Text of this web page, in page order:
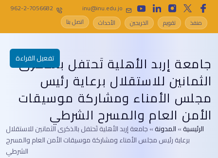
inu@inu.edu.jo
962-2-7056682
منفذ
تقويم الخريجين الأحداث اتصل بنا
جامعة إربد الأهلية تَحتفل بالذكرى
الثمانين للاستقلال برعاية رئيس
مجلس الأمناء ومشاركة موسيقات
الأمن العام والمسرح الشرطي
الرئيسية»المدونة»جامعة إربد الأهلية تَحتفل بالذكرى الثمانين للاستقلال
برعاية رئيس مجلس الأمناء ومشاركة موسيقات الأمن العام والمسرح
الشرطي
تفعيل القراءة